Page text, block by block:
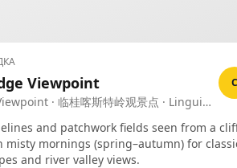
Viewpoint
· 临桂喀斯特岭观景点 · Lingui
C
and patchwork fields seen from a
misty mornings (spring–autumn) for
and river valley views.